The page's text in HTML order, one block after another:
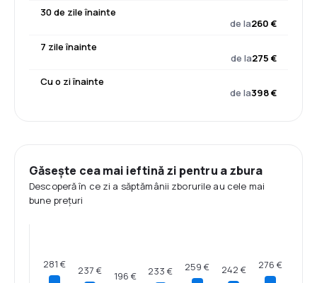
30 de zile înainte
de la260 €
7 zile înainte
de la275 €
Cu o zi înainte
de la398 €
Găsește cea mai ieftină zi pentru a zbura
Descoperă în ce zi a săptămânii zborurile au cele mai
bune prețuri
281 € 237 € 196 € 233 € 259 € 242 € 276 €